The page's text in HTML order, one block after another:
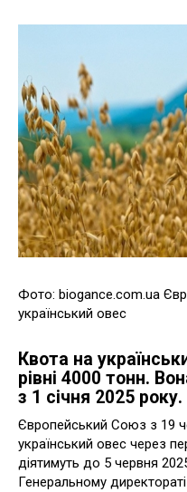
Фото: biogance.com.ua
український овес
Квота на
рівні 4000 тонн.
з 1 січня 2025 року.
Європейський Союз з 19
український овес через
діятимуть до 5 червня
Генеральному